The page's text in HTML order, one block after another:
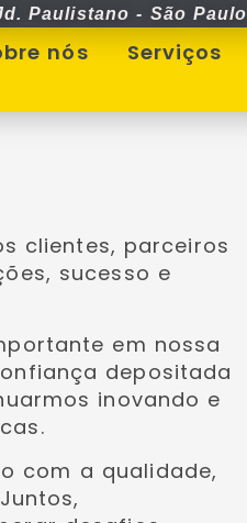
Paulistano - São Paulo
nós Serviços
clientes, parceiros
sucesso e
em nossa
depositada
inovando e
com a qualidade,